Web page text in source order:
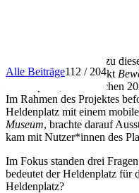
Herzlich willkommen zu
dem Vermittlungsprojekt
, das zwischen
Im Rahmen des Projektes
Heldenplatz mit einem
Museum, brachte darauf
kam mit Nutzer*innen des
Im Fokus standen drei
bedeutet der Heldenplatz für
Heldenplatz?
Alle Beiträge112 / 204